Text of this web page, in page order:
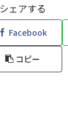
シェアする
Facebook
コピー